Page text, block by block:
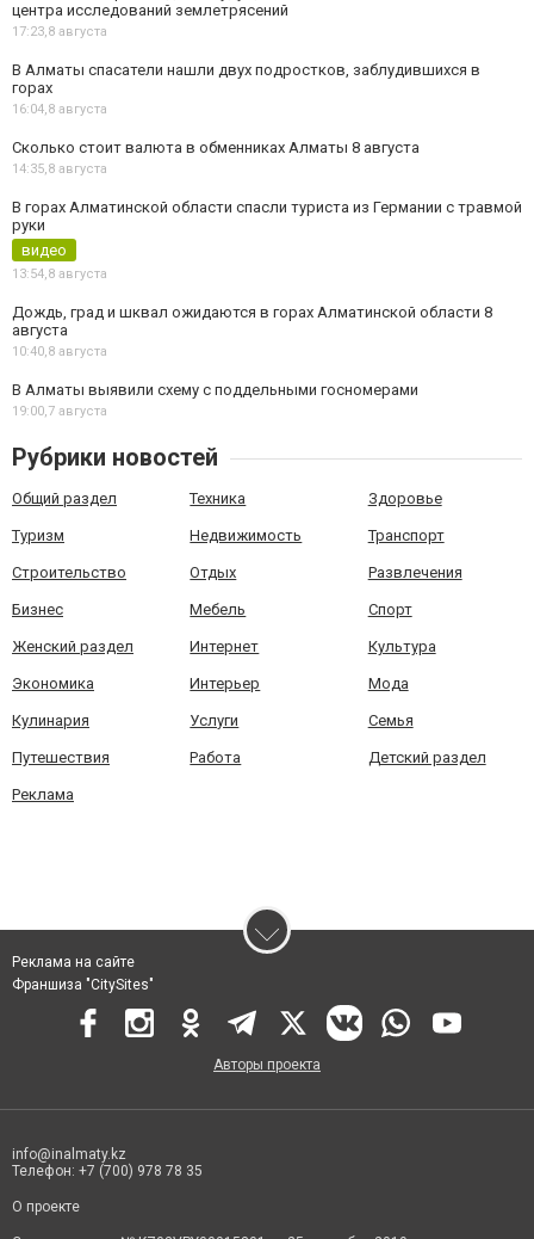
центра исследований землетрясений
17:23,8 августа
В Алматы спасатели нашли двух подростков, заблудившихся в
горах
16:04,8 августа
Сколько стоит валюта в обменниках Алматы 8 августа
14:35,8 августа
В горах Алматинской области спасли туриста из Германии с травмой
руки
видео
13:54,8 августа
Дождь, град и шквал ожидаются в горах Алматинской области 8
августа
10:40,8 августа
В Алматы выявили схему с поддельными госномерами
19:00,7 августа
Рубрики новостей
Общий раздел Техника Здоровье
Туризм Недвижимость Транспорт
Строительство Отдых Развлечения
Бизнес Мебель Спорт
Женский раздел Интернет Культура
Экономика Интерьер Мода
Кулинария Услуги Семья
Путешествия Работа Детский раздел
Реклама
Реклама на сайте
Франшиза "CitySites"
Авторы проекта
info@inalmaty.kz
Телефон: +7 (700) 978 78 35
О проекте